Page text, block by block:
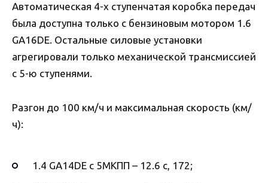
Автоматическая 4-х ступенчатая коробка передач
была доступна только с бензиновым мотором 1.6
GA16DE. Остальные силовые установки
агрегировали только механической трансмиссией
с 5-ю ступенями.
Разгон до 100 км/ч и максимальная скорость (км/
ч):
1.4 GA14DE с 5МКПП – 12.6 с, 172;